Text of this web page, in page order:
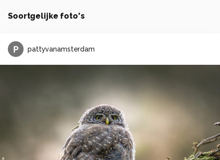
Soortgelijke foto's
P pattyvanamsterdam